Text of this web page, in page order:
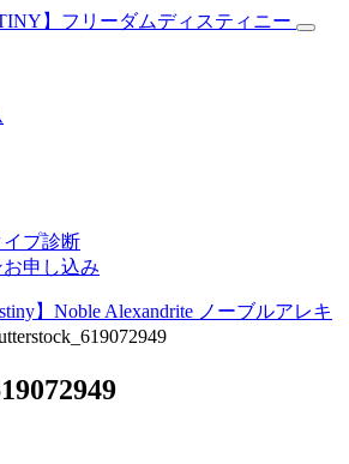
イプ診断
申し込み
】Noble Alexandrite ノーブルアレキ